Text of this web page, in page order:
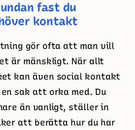
fast du
kontakt
gör ofta att man vill
är mänskligt. När allt
kan även social kontakt
sak att orka med. Du
än vanligt, ställer in
att berätta hur du har